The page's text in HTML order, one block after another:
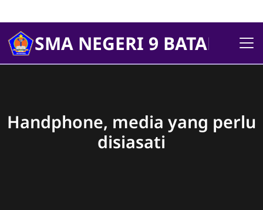
SMA NEGERI 9
Handphone, media yang perlu
disiasati